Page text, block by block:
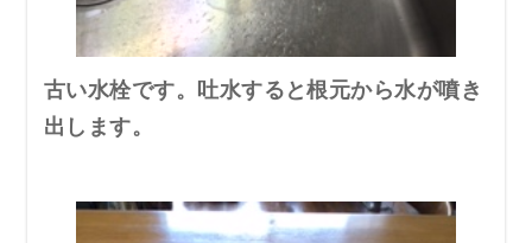
古い水栓です。吐水すると根元から水が噴き
出します。